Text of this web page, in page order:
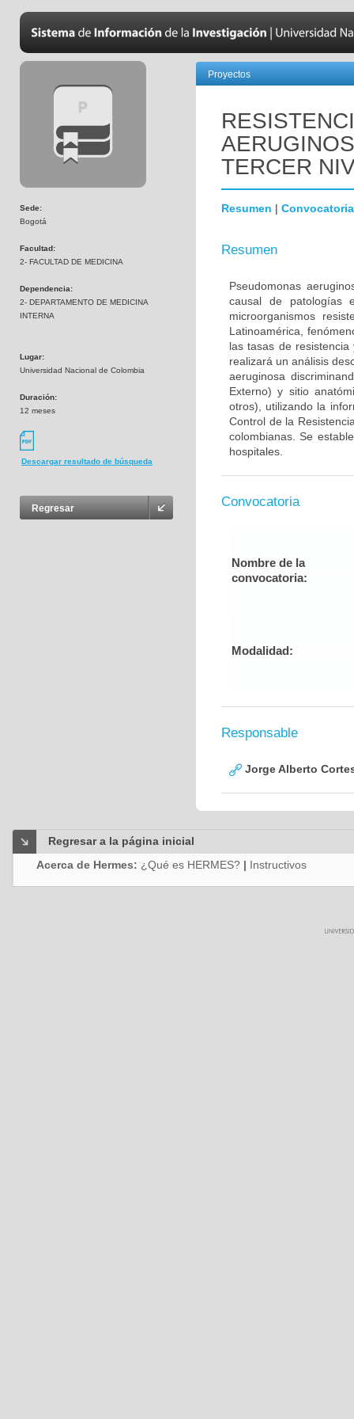
Sede:
Bogotá
Facultad:
2- FACULTAD DE MEDICINA
Dependencia:
2- DEPARTAMENTO DE MEDICINA
INTERNA
Lugar:
Universidad Nacional de Colombia
Duración:
12 meses
Descargar resultado de búsqueda
Regresar
Proyectos
TERCER
Resumen | Convocatoria
Resumen
Pseudomonas
causal de patologías
microorganismos
Latinoamérica,
las tasas de
realizará un análisis
aeruginosa
Externo) y sitio
otros), utilizando la
Control de la
colombianas. Se
hospitales.
Convocatoria
Nombre de la
convocatoria:
Modalidad:
Responsable
Jorge Alberto
Regresar a la página inicial
Acerca de Hermes: ¿Qué es HERMES? | Instructivos